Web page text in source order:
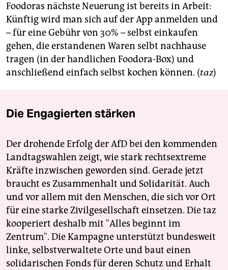
abo
genossenschaft
epaper login
Foodoras nächste Neuerung ist bereits in Arbeit:
Künftig wird man sich auf der App anmelden und
– für eine Gebühr von 30% – selbst einkaufen
gehen, die erstandenen Waren selbt nachhause
tragen (in der handlichen Foodora-Box) und
anschließend einfach selbst kochen können. (taz)
Die Engagierten stärken
Der drohende Erfolg der AfD bei den kommenden
Landtagswahlen zeigt, wie stark rechtsextreme
Kräfte inzwischen geworden sind. Gerade jetzt
braucht es Zusammenhalt und Solidarität. Auch
und vor allem mit den Menschen, die sich vor Ort
für eine starke Zivilgesellschaft einsetzen. Die taz
kooperiert deshalb mit "Alles beginnt im
Zentrum". Die Kampagne unterstützt bundesweit
linke, selbstverwaltete Orte und baut einen
solidarischen Fonds für deren Schutz und Erhalt